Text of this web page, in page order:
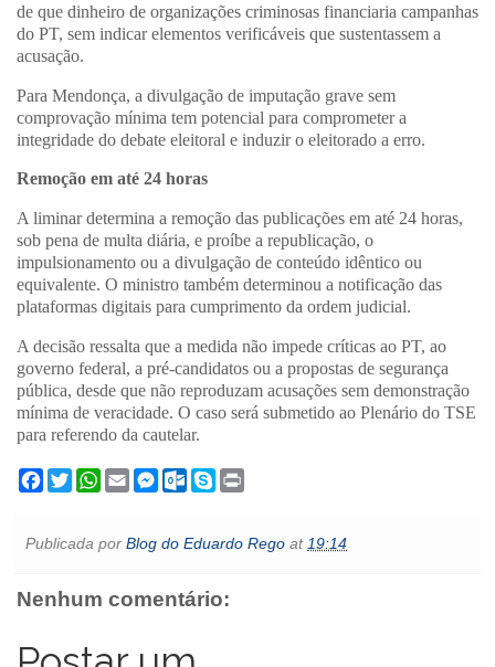
de que dinheiro de organizações criminosas financiaria campanhas
do PT, sem indicar elementos verificáveis que sustentassem a
acusação.
Para Mendonça, a divulgação de imputação grave sem
comprovação mínima tem potencial para comprometer a
integridade do debate eleitoral e induzir o eleitorado a erro.
Remoção em até 24 horas
A liminar determina a remoção das publicações em até 24 horas,
sob pena de multa diária, e proíbe a republicação, o
impulsionamento ou a divulgação de conteúdo idêntico ou
equivalente. O ministro também determinou a notificação das
plataformas digitais para cumprimento da ordem judicial.
A decisão ressalta que a medida não impede críticas ao PT, ao
governo federal, a pré-candidatos ou a propostas de segurança
pública, desde que não reproduzam acusações sem demonstração
mínima de veracidade. O caso será submetido ao Plenário do TSE
para referendo da cautelar.
F
a
b
k
T
w
t
W
h
s
p
E
m
l
M
e
e
e
O
u
o
.
m
S
k
e
t
Publicada por Blog do Eduardo Rego at 19:14
Nenhum comentário: